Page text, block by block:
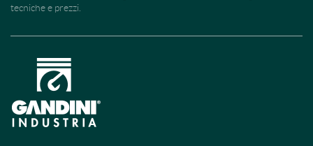
tecniche e prezzi.